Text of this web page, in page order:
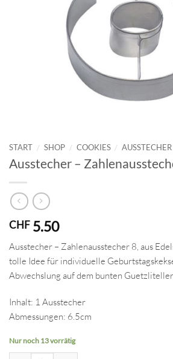
START / SHOP / COOKIES /
Ausstecher –
CHF 5.50
Ausstecher – Zahlenausstecher 8, aus
tolle Idee für individuelle
Abwechslung auf dem bunten
Inhalt: 1 Ausstecher
Abmessungen: 6.5cm
Nur noch 13 vorrätig